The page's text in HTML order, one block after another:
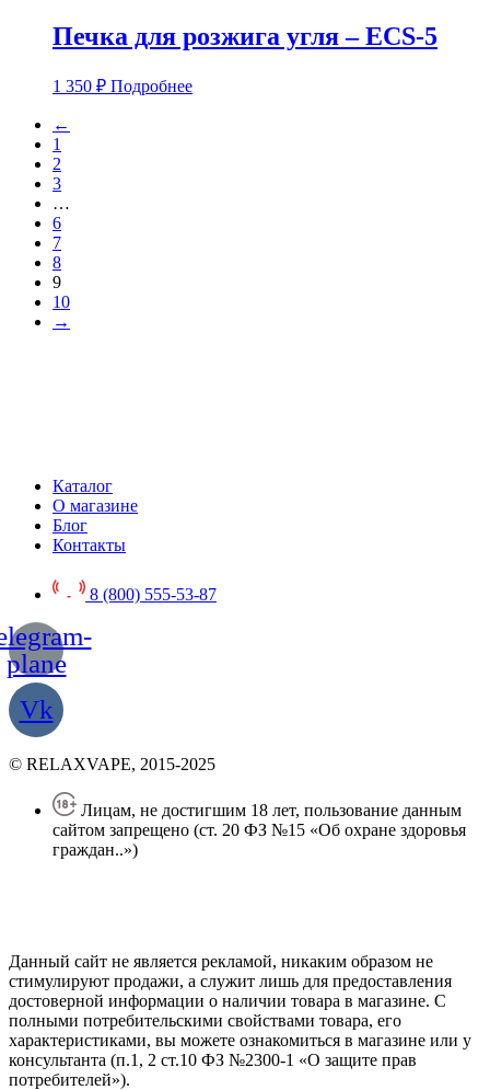
Печка для розжига угля – ECS-5
1 350 ₽ Подробнее
←
1
2
3
…
6
7
8
9
10
→
Каталог
О магазине
Блог
Контакты
8 (800) 555-53-87
plane
Vk
© RELAXVAPE, 2015-2025
Лицам, не достигшим 18 лет, пользование данным
сайтом запрещено (ст. 20 ФЗ №15 «Об охране здоровья
граждан..»)
Данный сайт не является рекламой, никаким образом не
стимулируют продажи, а служит лишь для предоставления
достоверной информации о наличии товара в магазине. С
полными потребительскими свойствами товара, его
характеристиками, вы можете ознакомиться в магазине или у
консультанта (п.1, 2 ст.10 ФЗ №2300-1 «О защите прав
потребителей»).